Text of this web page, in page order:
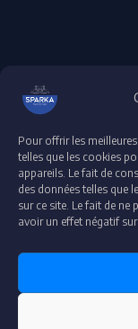
Pour offrir les
telles que les cookies
appareils. Le fait de
des données telles que
sur ce site. Le fait de
avoir un effet négatif
Droit
Déclaration de